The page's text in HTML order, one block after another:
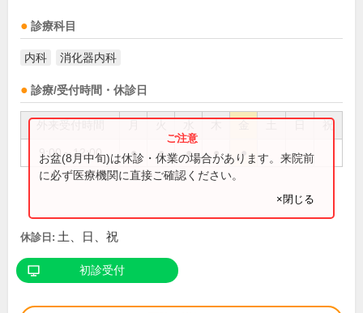
診療科目
内科 消化器内科
診療/受付時間・休診日
祝
9:00～12:00 ● ● ● ● ●
お盆(8月中旬)は休診・休業の場合があります。来院前
に必ず医療機関に直接ご確認ください。
×閉じる
休診日: 土、日、祝
初診受付